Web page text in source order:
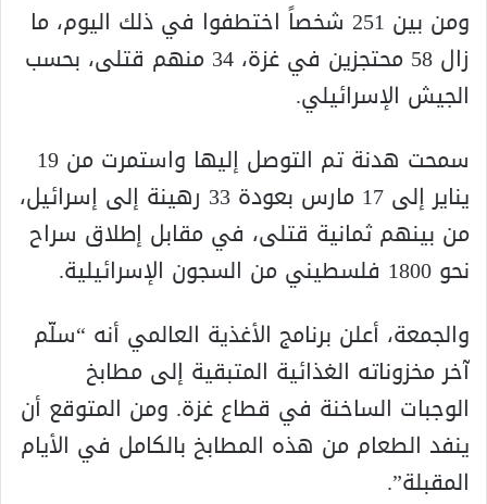
ومن بين 251 شخصاً اختطفوا في ذلك اليوم، ما
زال 58 محتجزين في غزة، 34 منهم قتلى، بحسب
الجيش الإسرائيلي.
سمحت هدنة تم التوصل إليها واستمرت من 19
يناير إلى 17 مارس بعودة 33 رهينة إلى إسرائيل،
من بينهم ثمانية قتلى، في مقابل إطلاق سراح
نحو 1800 فلسطيني من السجون الإسرائيلية.
والجمعة، أعلن برنامج الأغذية العالمي أنه “سلّم
آخر مخزوناته الغذائية المتبقية إلى مطابخ
الوجبات الساخنة في قطاع غزة. ومن المتوقع أن
ينفد الطعام من هذه المطابخ بالكامل في الأيام
المقبلة”.